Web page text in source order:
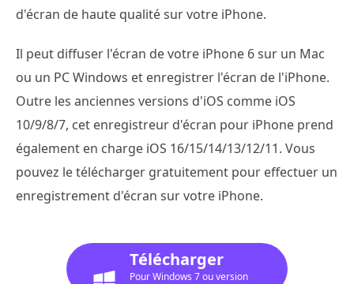
d'écran de haute qualité sur votre iPhone.
Il peut diffuser l'écran de votre iPhone 6 sur un Mac
ou un PC Windows et enregistrer l'écran de l'iPhone.
Outre les anciennes versions d'iOS comme iOS
10/9/8/7, cet enregistreur d'écran pour iPhone prend
également en charge iOS 16/15/14/13/12/11. Vous
pouvez le télécharger gratuitement pour effectuer un
enregistrement d'écran sur votre iPhone.
Télécharger
Pour Windows 7 ou version